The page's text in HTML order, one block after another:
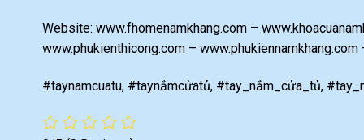
Website: www.fhomenamkhang.com –
www.phukienthicong.com –
#taynamcuatu, #taynắmcửatủ, #tay_nắm_cửa_tủ,